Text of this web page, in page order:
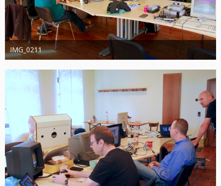
IMG_0211
joachimschwanter
9. Oktober 2023
366
0 0